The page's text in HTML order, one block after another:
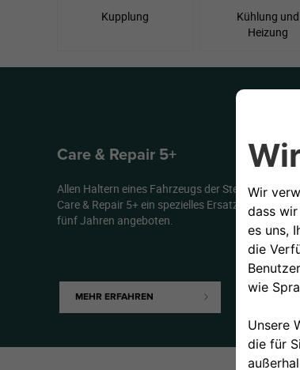
Kupplung
Kühlung und
Heizung
Care & Repair 5+
Allen Haltern eines Fahrzeugs der Stellantis
Care & Repair 5+ ein spezielles
fünf Jahren angeboten.
MEHR ERFAHREN